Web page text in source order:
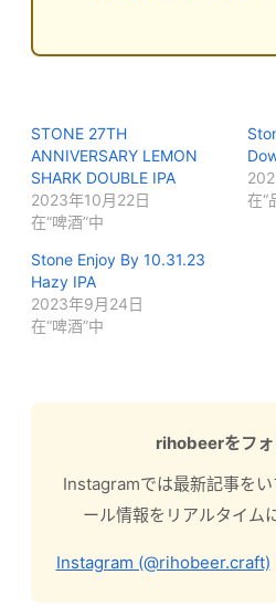
STONE 27TH
ANNIVERSARY LEMON
SHARK DOUBLE IPA
2023年10月22日
在“啤酒”中
在“
Stone Enjoy By 10.31.23
Hazy IPA
2023年9月24日
在“啤酒”中
rihobeerをフォ
Instagramでは最新記事を
ール情報をリアルタイム
Instagram (@rihobeer.craft)